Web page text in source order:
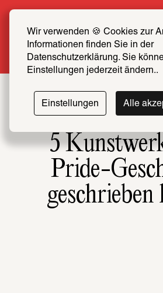
Wir verwenden 🍪 Cookies zur
Informationen finden Sie in der
Datenschutzerklärung. Sie
Einstellungen jederzeit ändern..
Einstellungen Alle
SCHIRN
Mehr erfahren
5
Pride-
geschrieben